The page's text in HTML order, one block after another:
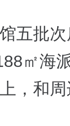
五批
㎡海
，和